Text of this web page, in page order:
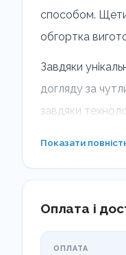
способом.
обгортка
Завдяки
догляду за
завдяки
✔️ екологічно
✔️ схвалено
Показати
Оплата і
ОПЛАТА